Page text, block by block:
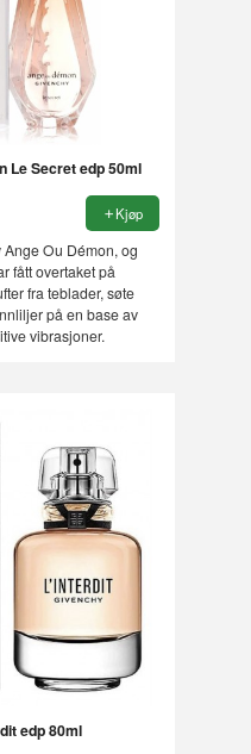
Le Secret edp 50ml
Kjøp
Ou Démon, og
fått overtaket på
fra teblader, søte
på en base av
vibrasjoner.
edp 80ml